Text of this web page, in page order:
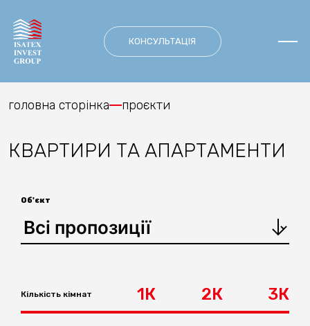
content
КОНСУЛЬТАЦІЯ
головна сторінка проєкти
КВАРТИРИ ТА АПАРТАМЕНТИ
Об'єкт
Кількість кімнат 1К 2К 3К